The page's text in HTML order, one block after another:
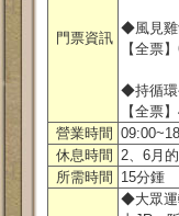
門票資訊
◆風見雞
【全票
◆持循環
【全票
營業時間
休息時間 2、6月
所需時間
15分鍾
◆大眾